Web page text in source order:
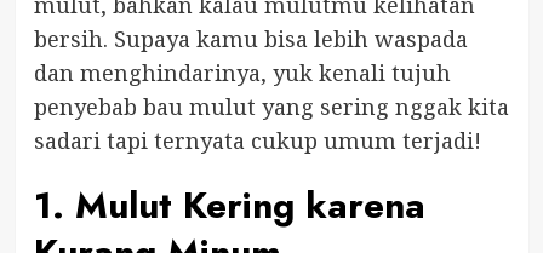
bersih. Supaya kamu bisa lebih waspada
dan menghindarinya, yuk kenali tujuh
penyebab bau mulut yang sering nggak kita
sadari tapi ternyata cukup umum terjadi!
1. Mulut Kering karena